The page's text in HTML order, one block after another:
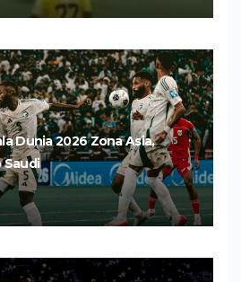
Dunia 2026 Zona Asia,
Saudi